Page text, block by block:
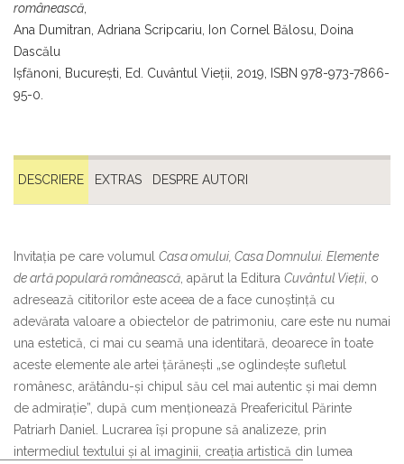
românească
Ana Dumitran, Adriana Scripcariu, Ion Cornel Bălosu, Doina
Dascălu
Işfănoni, Bucureşti, Ed. Cuvântul Vieţii, 2019, ISBN 978-973-7866-
95-0.
DESCRIERE EXTRAS DESPRE AUTORI
Invitația pe care volumul Casa omului, Casa Domnului. Elemente
de artă populară românească , apărut la Editura Cuvântul Vieții , o
adresează cititorilor este aceea de a face cunoștință cu
adevărata valoare a obiectelor de patrimoniu, care este nu numai
una estetică, ci mai cu seamă una identitară, deoarece în toate
aceste elemente ale artei țărănești „se oglindește sufletul
românesc, arătându-și chipul său cel mai autentic și mai demn
de admirație”, după cum menționează Preafericitul Părinte
Patriarh Daniel. Lucrarea își propune să analizeze, prin
intermediul textului și al imaginii, creația artistică din lumea